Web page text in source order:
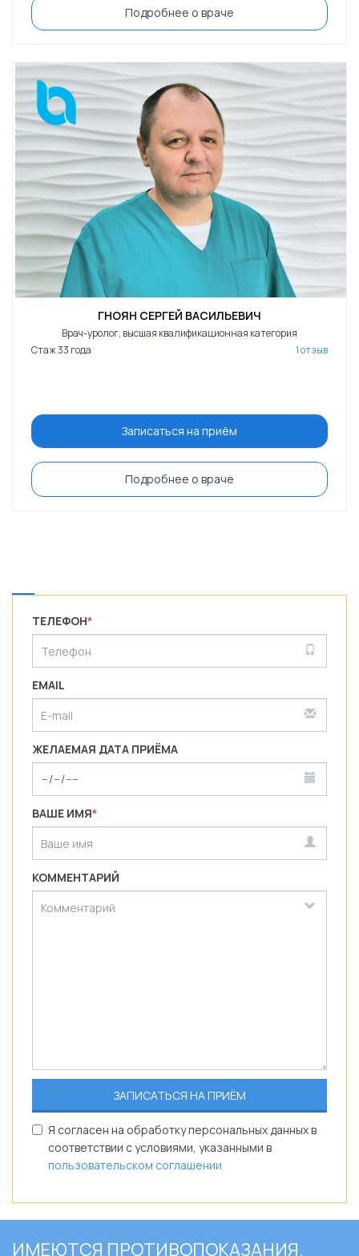
Подробнее о враче
ГНОЯН СЕРГЕЙ ВАСИЛЬЕВИЧ
Врач-уролог, высшая квалификационная категория
Стаж 33 года
1 отзыв
Записаться на приём
Подробнее о враче
ТЕЛЕФОН*
EMAIL
ЖЕЛАЕМАЯ ДАТА ПРИЁМА
ВАШЕ ИМЯ*
КОММЕНТАРИЙ
Я согласен на обработку персональных данных в
соответствии с условиями, указанными в
пользовательском соглашении
ИМЕЮТСЯ ПРОТИВОПОКАЗАНИЯ.